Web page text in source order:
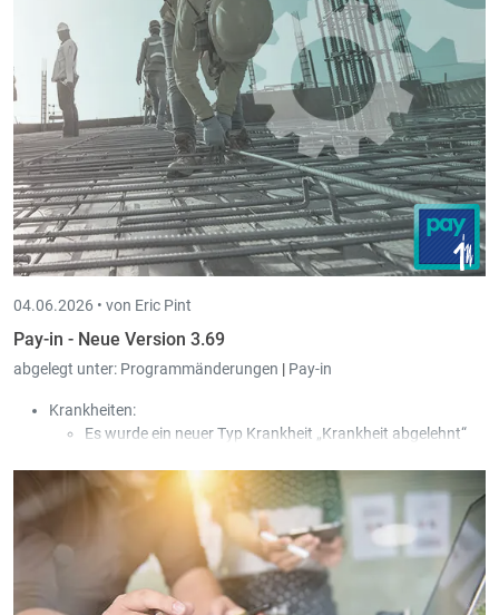
Der Zustand des Hakens „Alle Gesellschaften zeigen“ wird pro
User abgespeichert.
04.06.2026 • von Eric Pint
Pay-in - Neue Version 3.69
abgelegt unter: Programmänderungen | Pay-in
Krankheiten:
Es wurde ein neuer Typ Krankheit „Krankheit abgelehnt“
In dem Fall wird der Typ Zahlung „Entschädigung durch
die CNS“ verwendet, obwohl die CNS keinen Beitrag an den
Arbeitnehmer zahlt, damit der Arbeitgeber kein Geld
bezahlen muss.
Diese Krankheitstage werden weder für die 77- noch für
die 546-Tage-Regelung berücksichtigt. Die Krankheit wird